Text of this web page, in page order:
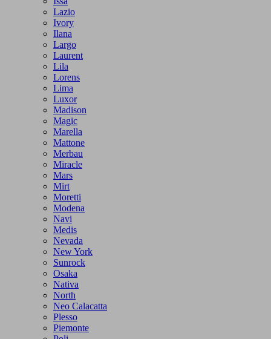
Lazio
Ivory
Ilana
Largo
Laurent
Lila
Lorens
Lima
Luxor
Madison
Magic
Marella
Mattone
Merbau
Miracle
Mars
Mirt
Moretti
Modena
Navi
Medis
Nevada
New York
Sunrock
Osaka
Nativa
North
Neo Calacatta
Plesso
Piemonte